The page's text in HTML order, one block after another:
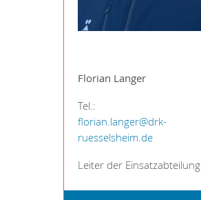
Florian Langer
Tel.:
florian.langer@drk-
ruesselsheim.de
Leiter der Einsatzabteilung